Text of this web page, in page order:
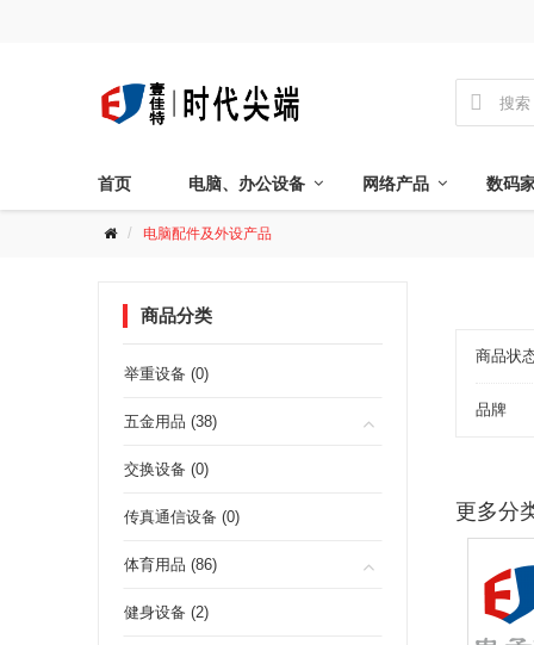

首页 电脑、办公设备 网络产品 数码
电脑配件及外设产品
商品分类
举重设备 (0)
五金用品 (38)
交换设备 (0)
传真通信设备 (0)
体育用品 (86)
健身设备 (2)
商品状
品牌
更多分